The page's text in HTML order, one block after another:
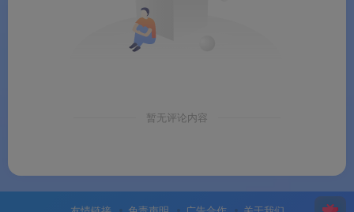
A：核心文件管理功能一致，但高级解锁版由 XDA 开发
者 Balatan 深度修改，已解锁全部 Pro 付费功能
暂无评论内容